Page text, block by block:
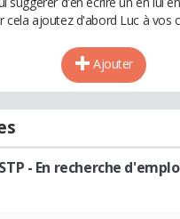
cela ajoutez d'abord Luc à vos
Ajouter
- En recherche